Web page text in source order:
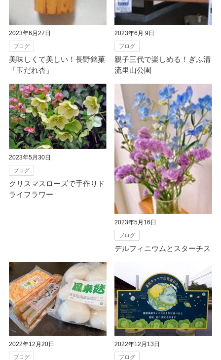
2023年6月27日
ブログ
美味しくて美しい！長野銘菓
「玉だれ杏」
2023年6月 9日
ブログ
親子三代で楽しめる！ぎふ清
流里山公園
2023年5月30日
ブログ
クリスマスローズで手作りド
ライフラワー
2023年5月16日
ブログ
デルフィニウムとスターチス
2022年12月20日
ブログ
2022年12月13日
ブログ